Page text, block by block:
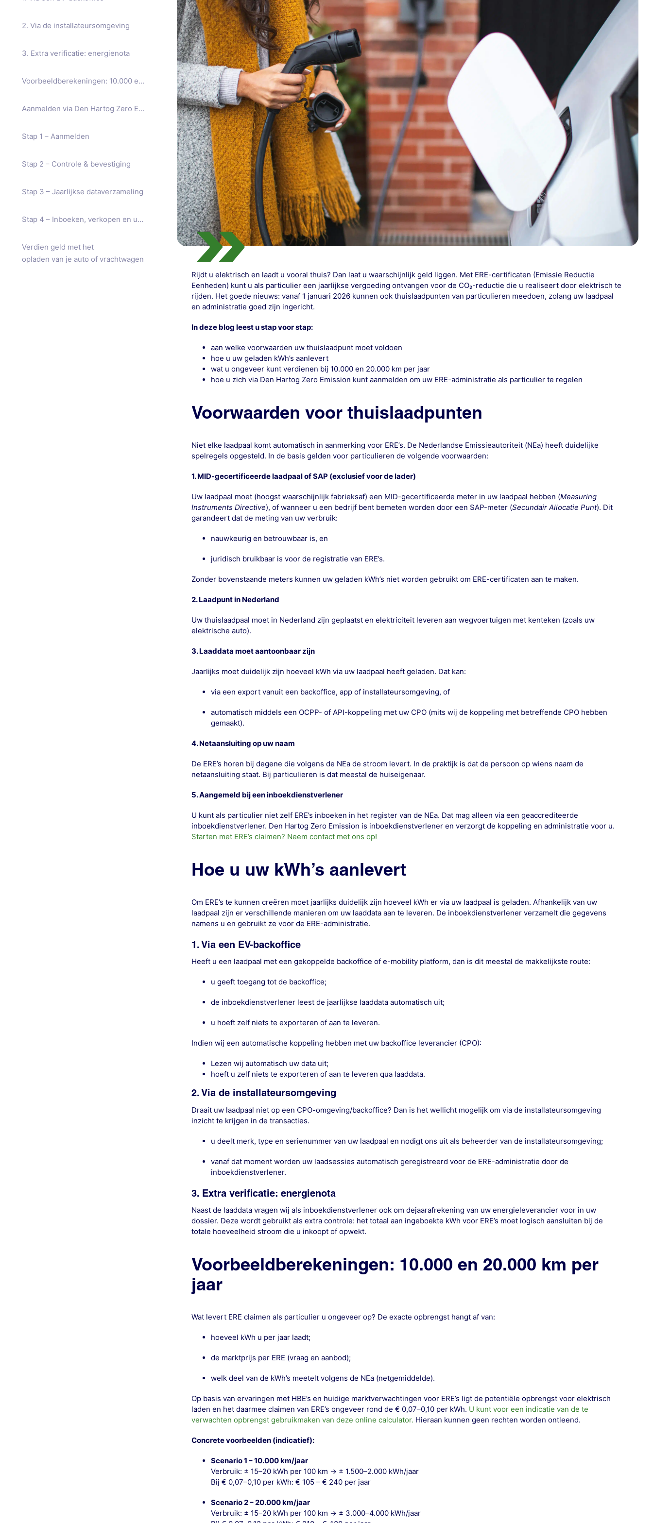
2. Via de installateursomgeving
3. Extra verificatie: energienota
Voorbeeldberekeningen: 10.000 en 20.000 km per jaar
Aanmelden via Den Hartog Zero Emission
Stap 1 – Aanmelden
Stap 2 – Controle & bevestiging
Stap 3 – Jaarlijkse dataverzameling
Stap 4 – Inboeken, verkopen en uitbetalen
Verdien geld met het
opladen van je auto of vrachtwagen
Rijdt u elektrisch en laadt u vooral thuis? Dan laat u waarschijnlijk geld liggen. Met ERE-certificaten (Emissie Reductie
Eenheden) kunt u als particulier een jaarlijkse vergoeding ontvangen voor de CO₂-reductie die u realiseert door elektrisch te
rijden. Het goede nieuws: vanaf 1 januari 2026kunnen ook thuislaadpunten van particulieren meedoen, zolang uw laadpaal
en administratie goed zijn ingericht.
In deze blog leest u stap voor stap:
aan welke voorwaarden uw thuislaadpunt moet voldoen
hoe u uw geladen kWh’s aanlevert
wat u ongeveer kunt verdienen bij 10.000 en 20.000 km per jaar
hoe u zich via Den Hartog Zero Emission kunt aanmelden om uw ERE-administratie als particulierte regelen
Voorwaarden voor thuislaadpunten
Niet elke laadpaal komt automatisch in aanmerking voor ERE’s. De Nederlandse Emissieautoriteit (NEa) heeft duidelijke
spelregels opgesteld. In de basis gelden voor particulieren de volgende voorwaarden:
1. MID-gecertificeerde laadpaal of SAP (exclusief voor de lader)
Uw laadpaal moet (hoogst waarschijnlijk fabrieksaf) een MID-gecertificeerde meter in uw laadpaal hebben (Measuring
Instruments Directive), of wanneer u een bedrijf bent bemeten worden door een SAP-meter (Secundair Allocatie Punt). Dit
garandeert dat de meting van uw verbruik:
nauwkeurig en betrouwbaar is, en
juridisch bruikbaar is voor de registratie van ERE’s.
Zonder bovenstaande meters kunnen uw geladen kWh’s niet worden gebruikt om ERE-certificaten aan te maken.
2. Laadpunt in Nederland
Uw thuislaadpaal moet in Nederland zijn geplaatst en elektriciteit leveren aan wegvoertuigen met kenteken (zoals uw
elektrische auto).
3. Laaddata moet aantoonbaar zijn
Jaarlijks moet duidelijk zijn hoeveel kWh via uw laadpaal heeft geladen. Dat kan:
via een export vanuit een backoffice, app of installateursomgeving, of
automatisch middels een OCPP- of API-koppeling met uw CPO (mits wij de koppeling met betreffende CPO hebben
gemaakt).
4. Netaansluiting op uw naam
De ERE’s horen bij degene die volgens de NEa de stroom levert. In de praktijk is dat de persoon op wiens naam de
netaansluiting staat. Bij particulieren is dat meestal de huiseigenaar.
5. Aangemeld bij een inboekdienstverlener
U kunt als particulier niet zelf ERE’s inboeken in het register van de NEa. Dat mag alleen via een geaccrediteerde
inboekdienstverlener. Den Hartog Zero Emission is inboekdienstverlener en verzorgt de koppeling en administratie voor u.
Starten met ERE’s claimen? Neem contact met ons op!
Hoe u uw kWh’s aanlevert
Om ERE’s te kunnen creëren moet jaarlijks duidelijk zijn hoeveel kWh er via uw laadpaal is geladen. Afhankelijk van uw
laadpaal zijn er verschillende manieren om uw laaddata aan te leveren. De inboekdienstverlener verzamelt die gegevens
namens u en gebruikt ze voor de ERE-administratie.
1. Via een EV-backoffice
Heeft u een laadpaal met een gekoppelde backoffice of e-mobility platform, dan is dit meestal de makkelijkste route:
u geeft toegang tot de backoffice;
de inboekdienstverlener leest de jaarlijkse laaddata automatisch uit;
u hoeft zelf niets te exporteren of aan te leveren.
Indien wij een automatische koppeling hebben met uw backoffice leverancier (CPO):
Lezen wij automatisch uw data uit;
hoeft u zelf niets te exporteren of aan te leveren qua laaddata.
2. Via de installateursomgeving
Draait uw laadpaal niet op een CPO-omgeving/backoffice? Dan is het wellicht mogelijk om via de installateursomgeving
inzicht te krijgen in de transacties.
u deelt merk, type en serienummer van uw laadpaal en nodigt ons uit als beheerder van de installateursomgeving;
vanaf dat moment worden uw laadsessies automatisch geregistreerd voor de ERE-administratie door de
inboekdienstverlener.
3. Extra verificatie: energienota
Naast de laaddata vragen wij als inboekdienstverlener ook om dejaarafrekening van uw energieleverancier voor in uw
dossier. Deze wordt gebruikt als extra controle: het totaal aan ingeboekte kWh voor ERE’s moet logisch aansluiten bij de
totale hoeveelheid stroom die u inkoopt of opwekt.
Voorbeeldberekeningen: 10.000 en 20.000 km per
jaar
Wat levert ERE claimen als particulieru ongeveer op? De exacte opbrengst hangt af van:
hoeveel kWh u per jaar laadt;
de marktprijs per ERE (vraag en aanbod);
welk deel van de kWh’s meetelt volgens de NEa (netgemiddelde).
Op basis van ervaringen met HBE’s en huidige marktverwachtingen voor ERE’s ligt de potentiële opbrengst voor elektrisch
laden en het daarmee claimen van ERE’s ongeveer rond de € 0,07–0,10 per kWh. U kunt voor een indicatie van de te
verwachten opbrengst gebruikmaken van deze online calculator. Hieraan kunnen geen rechten worden ontleend.
Concrete voorbeelden (indicatief):
Scenario 1 – 10.000 km/jaar
Verbruik: ± 15–20 kWh per 100 km → ± 1.500–2.000 kWh/jaar
Bij € 0,07–0,10 per kWh: € 105 – € 240 per jaar
Scenario 2 – 20.000 km/jaar
Verbruik: ± 15–20 kWh per 100 km → ± 3.000–4.000 kWh/jaar